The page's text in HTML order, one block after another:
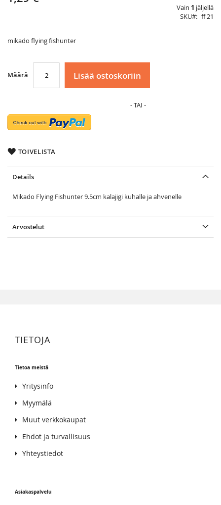
Vain 1 jäljellä
SKU
ff 21
mikado flying fishunter
Määrä Lisää ostoskoriin
TOIVELISTA
beginning
images
gallery
Details
Mikado Flying Fishunter 9.5cm kalajigi kuhalle ja ahvenelle
Arvostelut
TIETOJA
Tietoa meistä
Yritysinfo
Myymälä
Muut verkkokaupat
Ehdot ja turvallisuus
Yhteystiedot
Asiakaspalvelu